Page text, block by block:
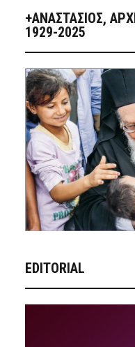
+ΑΝΑΣΤΆΣΙΟΣ,
1929-2025
EDITORIAL